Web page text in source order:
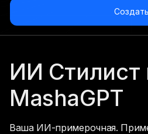
Изображения
Аудио
Музыка
Создать
ИИ Стилист
MashaGPT
Ваша ИИ-примерочная.